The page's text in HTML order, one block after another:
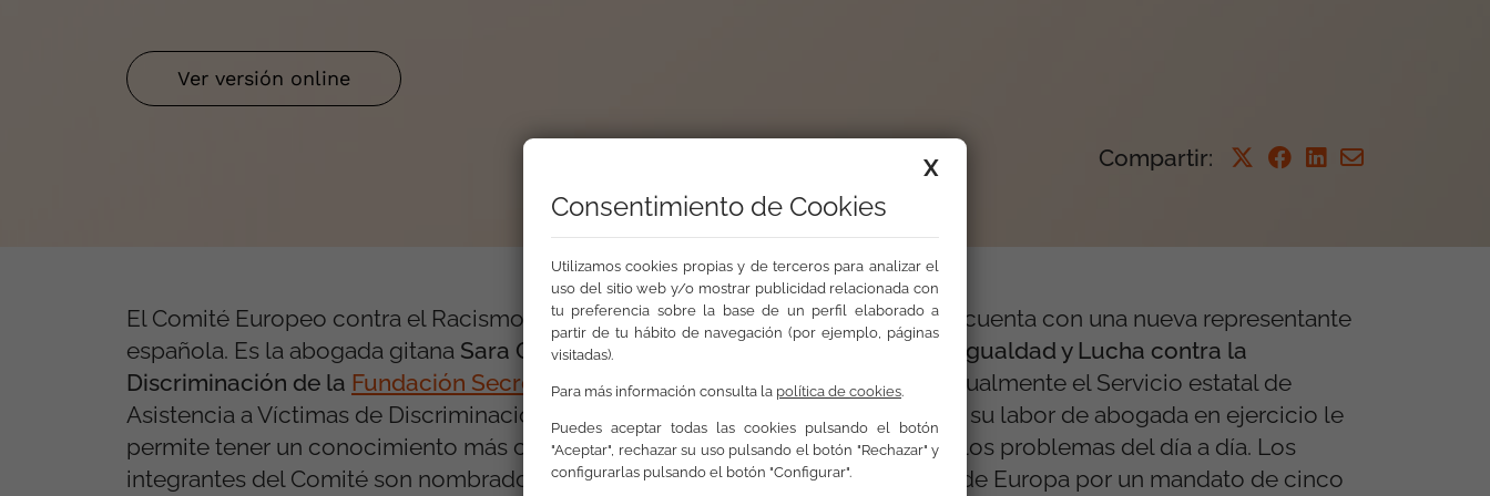
Ver versión online
Compartir:
El Comité Europeo contra el Racismo y la Intolerancia del Consejo de Europeo cuenta con una nueva representante
española. Es la abogada gitana Sara Giménez, directora del Departamento de Igualdad y Lucha contra la
Discriminación de la Fundación Secretariado Gitano,entidad que coordina actualmente el Servicio estatal de
Asistencia a Víctimas de Discriminación Racial o Étnica. Sara Giménez cree que su labor de abogada en ejercicio le
permite tener un conocimiento más cercano de las aplicaciones de las leyes y los problemas del día a día. Los
integrantes del Comité son nombrados por cada estado miembro del Consejo de Europa por un mandato de cinco
X
Consentimiento de Cookies
Utilizamos cookies propias y de terceros para analizar el
uso del sitio web y/o mostrar publicidad relacionada con
tu preferencia sobre la base de un perfil elaborado a
partir de tu hábito de navegación (por ejemplo, páginas
visitadas).
Para más información consulta la política de cookies.
Puedes aceptar todas las cookies pulsando el botón
"Aceptar", rechazar su uso pulsando el botón "Rechazar" y
configurarlas pulsando el botón "Configurar".